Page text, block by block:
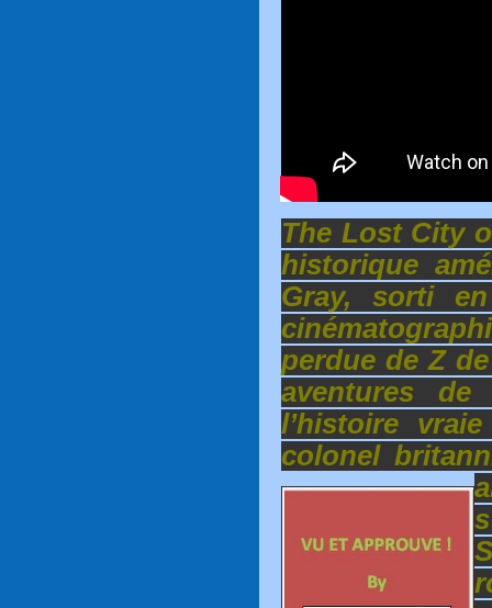
The Lost City
historique
Gray, sorti
perdue de Z
aventures de
l’histoire
colonel